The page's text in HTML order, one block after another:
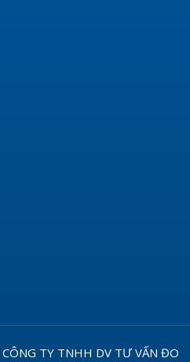
CÔNG TY TNHH DV TƯ VẤN ĐO